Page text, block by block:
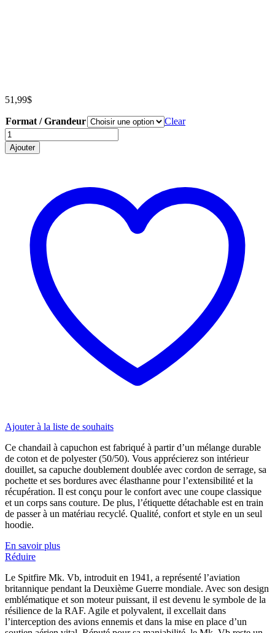
51,99$
Format / Grandeur
Clear
Coton
ouaté
du
Ajouter
Ajouter à la liste de souhaits
Ce chandail à capuchon est fabriqué à partir d’un mélange durable
de coton et de polyester (50/50). Vous apprécierez son intérieur
douillet, sa capuche doublement doublée avec cordon de serrage, sa
pochette et ses bordures avec élasthanne pour l’extensibilité et la
récupération. Il est conçu pour le confort avec une coupe classique
et un corps sans couture. De plus, l’étiquette détachable est en train
de passer à un matériau recyclé. Qualité, confort et style en un seul
hoodie.
En savoir plus
Réduire
Le Spitfire Mk. Vb, introduit en 1941, a représenté l’aviation
britannique pendant la Deuxième Guerre mondiale. Avec son design
emblématique et son moteur puissant, il est devenu le symbole de la
résilience de la RAF. Agile et polyvalent, il excellait dans
l’interception des avions ennemis et dans la mise en place d’un